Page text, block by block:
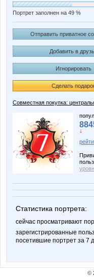
Портрет заполнен на 49 %
Отправить приватное
Добавить в
Игнорировать
Сделать
Совместная покупка:
↓
Статистика портрета:
сейчас просматривают
зарегистрированные
посетившие портрет за 7
©